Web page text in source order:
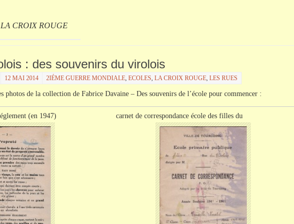
LA CROIX ROUGE
: des souvenirs du virolois
12 MAI 2014 2IÉME GUERRE MONDIALE, ECOLES, LA CROIX ROUGE, LES RUES
photos de la collection de Fabrice Davaine – Des souvenirs de l’école pour commencer :
(en 1947) carnet de correspondance école des filles du